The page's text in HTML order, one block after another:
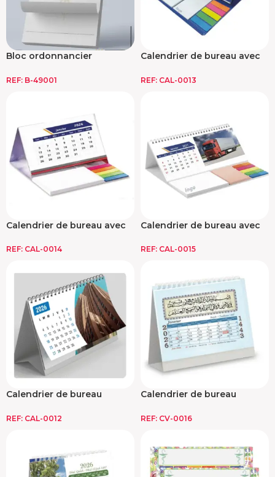
Bloc ordonnancier
REF: B-49001
Calendrier de bureau avec
REF: CAL-0013
Calendrier de bureau avec
REF: CAL-0014
Calendrier de bureau avec
REF: CAL-0015
Calendrier de bureau
REF: CAL-0012
Calendrier de bureau
REF: CV-0016